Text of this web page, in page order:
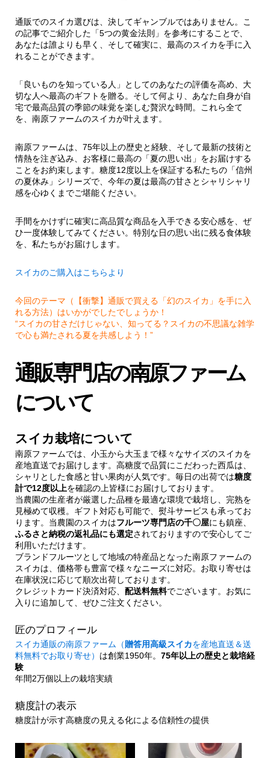
通販でのスイカ選びは、決してギャンブルではありません。こ
の記事でご紹介した「5つの黄金法則」を参考にすることで、
あなたは誰よりも早く、そして確実に、最高のスイカを手に入
れることができます。
「良いものを知っている人」としてのあなたの評価を高め、大
切な人へ最高のギフトを贈る。そして何より、あなた自身が自
宅で最高品質の季節の味覚を楽しむ贅沢な時間。これら全て
を、南原ファームのスイカが叶えます。
南原ファームは、75年以上の歴史と経験、そして最新の技術と
情熱を注ぎ込み、お客様に最高の「夏の思い出」をお届けする
ことをお約束します。糖度12度以上を保証する私たちの「信州
の夏休み」シリーズで、今年の夏は最高の甘さとシャリシャリ
感を心ゆくまでご堪能ください。
手間をかけずに確実に高品質な商品を入手できる安心感を、ぜ
ひ一度体験してみてください。特別な日の思い出に残る食体験
を、私たちがお届けします。
スイカのご購入はこちらより
今回のテーマ（【衝撃】通販で買える「幻のスイカ」を手に入
れる方法）はいかがでしたでしょうか！
“スイカの甘さだけじゃない、知ってる？スイカの不思議な雑学
で心も満たされる夏を共感しよう！”
通販専門店の南原ファーム
について
スイカ栽培について
南原ファームでは、小玉から大玉まで様々なサイズのスイカを
産地直送でお届けします。高糖度で品質にこだわった西瓜は、
シャリとした食感と甘い果肉が人気です。毎日の出荷では糖度
計で12度以上を確認の上皆様にお届けしております。
当農園の生産者が厳選した品種を最適な環境で栽培し、完熟を
見極めて収穫。ギフト対応も可能で、熨斗サービスも承ってお
ります。当農園のスイカはフルーツ専門店の千〇屋にも鎮座、
ふるさと納税の返礼品にも選定されておりますので安心してご
利用いただけます。
ブランドフルーツとして地域の特産品となった南原ファームの
スイカは、価格帯も豊富で様々なニーズに対応。お取り寄せは
在庫状況に応じて順次出荷しております。
クレジットカード決済対応、 配送料無料でございます。お気に
入りに追加して、ぜひご注文ください。
匠のプロフィール
スイカ通販の南原ファーム（贈答用高級スイカを産地直送＆送
料無料でお取り寄せ） は創業1950年。 75年以上の歴史と栽培経
験
年間2万個以上の栽培実績
糖度計の表示
糖度計が示す高糖度の見える化による信頼性の提供